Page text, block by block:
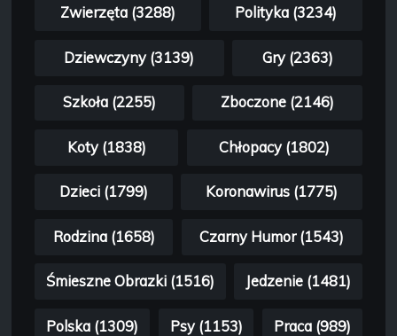
Zwierzęta (3288) Polityka (3234)
Dziewczyny (3139) Gry (2363)
Szkoła (2255) Zboczone (2146)
Koty (1838) Chłopacy (1802)
Dzieci (1799) Koronawirus (1775)
Rodzina (1658) Czarny Humor (1543)
Śmieszne Obrazki (1516) Jedzenie (1481)
Polska (1309) Psy (1153) Praca (989)